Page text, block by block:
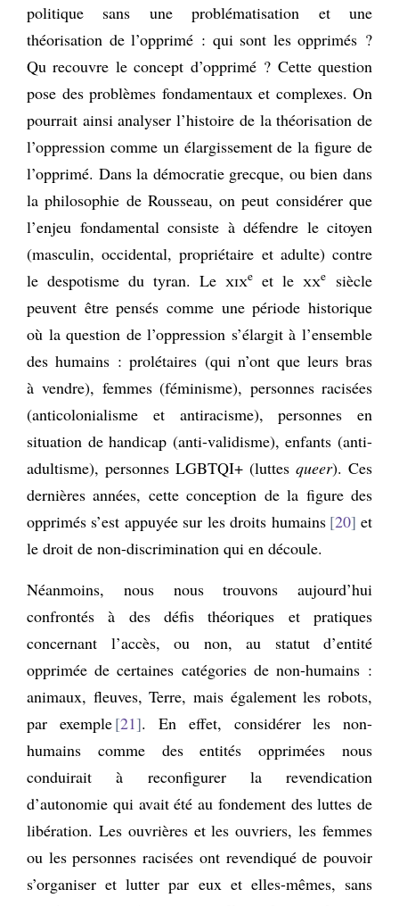
politique sans une problématisation et une
théorisation de l’opprimé : qui sont les opprimés ?
Qu recouvre le concept d’opprimé ? Cette question
pose des problèmes fondamentaux et complexes. On
pourrait ainsi analyser l’histoire de la théorisation de
l’oppression comme un élargissement de la figure de
l’opprimé. Dans la démocratie grecque, ou bien dans
la philosophie de Rousseau, on peut considérer que
l’enjeu fondamental consiste à défendre le citoyen
(masculin, occidental, propriétaire et adulte) contre
le despotisme du tyran. Le xixe et le xxe
siècle
peuvent être pensés comme une période historique
où la question de l’oppression s’élargit à l’ensemble
des humains : prolétaires (qui n’ont que leurs bras
à vendre), femmes (féminisme), personnes racisées
(anticolonialisme et antiracisme), personnes en
situation de handicap (anti-validisme), enfants (anti-
adultisme), personnes LGBTQI+ (luttes queer). Ces
dernières années, cette conception de la figure des
opprimés s’est appuyée sur les droits humains 20 et
le droit de non-discrimination qui en découle.
Néanmoins, nous nous trouvons aujourd’hui
confrontés à des défis théoriques et pratiques
concernant l’accès, ou non, au statut d’entité
opprimée de certaines catégories de non-humains :
animaux, fleuves, Terre, mais également les robots,
par exemple 21 . En effet, considérer les non-
humains comme des entités opprimées nous
conduirait à reconfigurer la revendication
d’autonomie qui avait été au fondement des luttes de
libération. Les ouvrières et les ouvriers, les femmes
ou les personnes racisées ont revendiqué de pouvoir
s’organiser et lutter par eux et elles-mêmes, sans